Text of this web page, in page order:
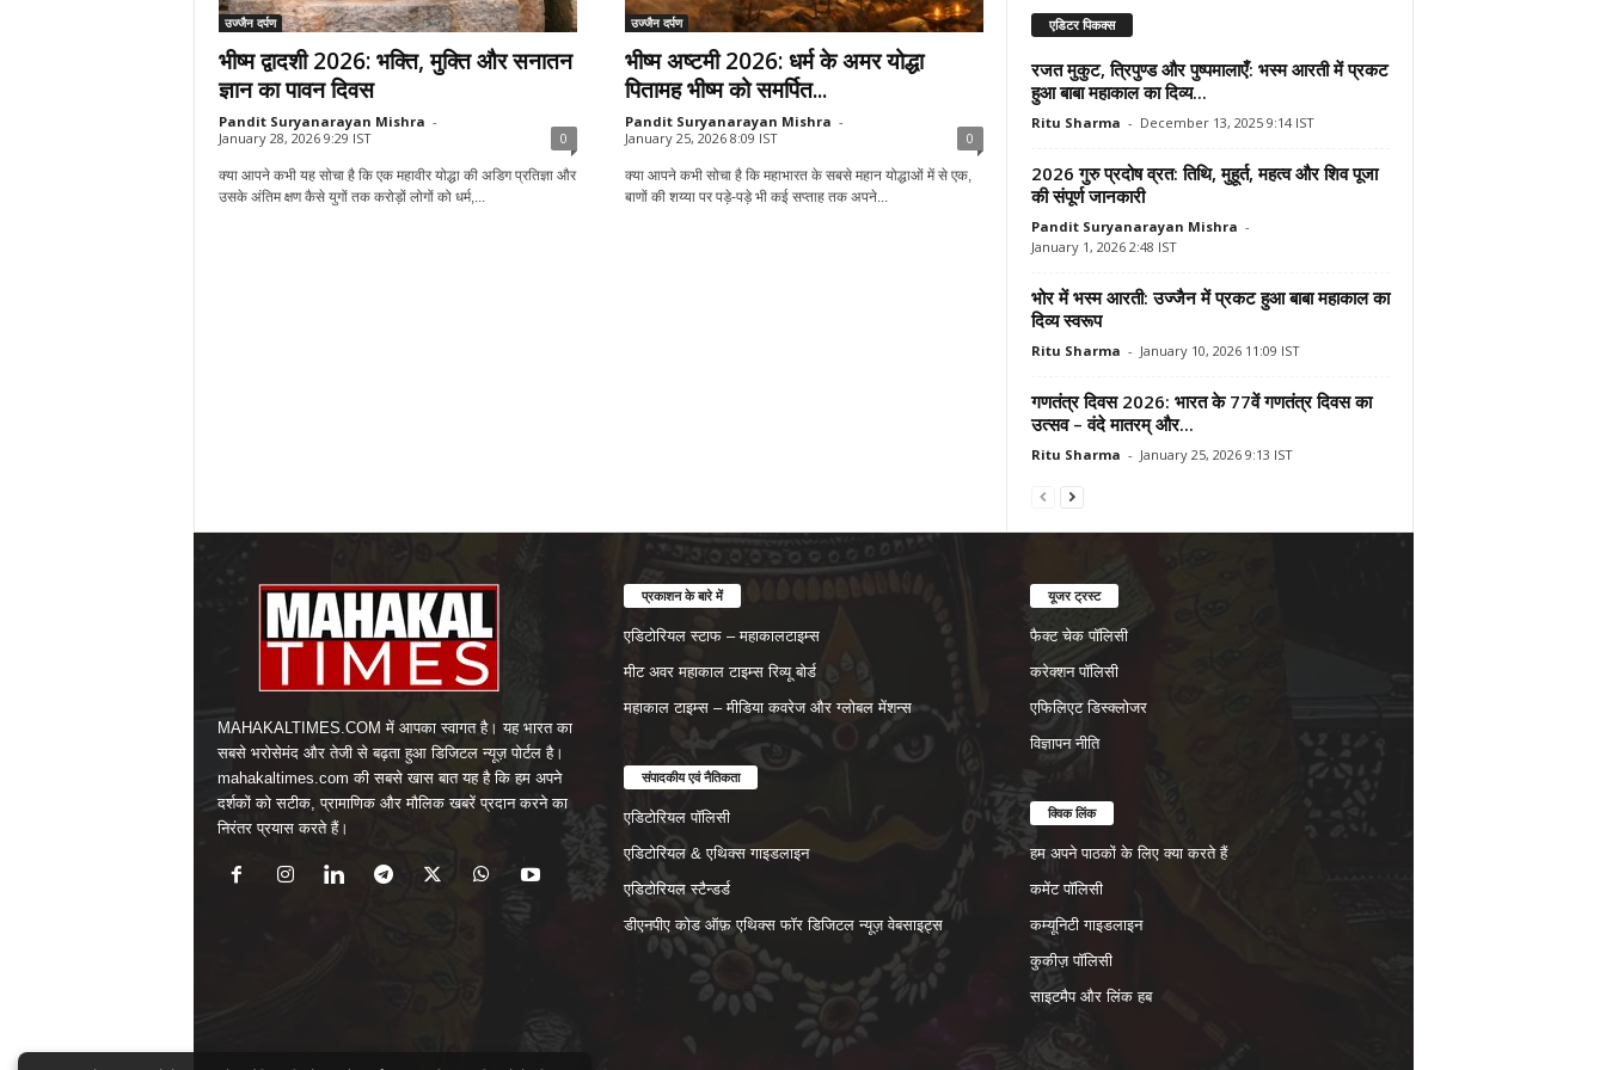
उज्जैन दर्पण
भीष्म द्वादशी 2026: भक्ति, मुक्ति और सनातन
ज्ञान का पावन दिवस
Pandit Suryanarayan Mishra -
January 28, 2026 9:29 IST
0
क्या आपने कभी यह सोचा है कि एक महावीर योद्धा की अडिग प्रतिज्ञा और
उसके अंतिम क्षण कैसे युगों तक करोड़ों लोगों को धर्म,...
उज्जैन दर्पण
भीष्म अष्टमी 2026: धर्म के अमर योद्धा
पितामह भीष्म को समर्पित...
Pandit Suryanarayan Mishra -
January 25, 2026 8:09 IST
0
क्या आपने कभी सोचा है कि महाभारत के सबसे महान योद्धाओं में से एक,
बाणों की शय्या पर पड़े-पड़े भी कई सप्ताह तक अपने...
एडिटर पिकक्स
रजत मुकुट, त्रिपुण्ड और पुष्पमालाएँ: भस्म आरती में प्रकट
हुआ बाबा महाकाल का दिव्य...
Ritu Sharma - December 13, 2025 9:14 IST
2026 गुरु प्रदोष व्रत: तिथि, मुहूर्त, महत्व और शिव पूजा
की संपूर्ण जानकारी
Pandit Suryanarayan Mishra -
January 1, 2026 2:48 IST
भोर में भस्म आरती: उज्जैन में प्रकट हुआ बाबा महाकाल का
दिव्य स्वरूप
Ritu Sharma - January 10, 2026 11:09 IST
गणतंत्र दिवस 2026: भारत के 77वें गणतंत्र दिवस का
उत्सव – वंदे मातरम् और...
Ritu Sharma - January 25, 2026 9:13 IST
MAHAKALTIMES.COM में आपका स्वागत है। यह भारत का
सबसे भरोसेमंद और तेजी से बढ़ता हुआ डिजिटल न्यूज़ पोर्टल है।
mahakaltimes.com की सबसे खास बात यह है कि हम अपने
दर्शकों को सटीक, प्रामाणिक और मौलिक खबरें प्रदान करने का
निरंतर प्रयास करते हैं।
प्रकाशन के बारे में
एडिटोरियल स्टाफ – महाकालटाइम्स
मीट अवर महाकाल टाइम्स रिव्यू बोर्ड
महाकाल टाइम्स – मीडिया कवरेज और ग्लोबल मेंशन्स
संपादकीय एवं नैतिकता
एडिटोरियल पॉलिसी
एडिटोरियल & एथिक्स गाइडलाइन
एडिटोरियल स्टैन्डर्ड
डीएनपीए कोड ऑफ़ एथिक्स फॉर डिजिटल न्यूज़ वेबसाइट्स
यूजर ट्रस्ट
फैक्ट चेक पॉलिसी
करेक्शन पॉलिसी
एफिलिएट डिस्क्लोजर
विज्ञापन नीति
क्विक लिंक
हम अपने पाठकों के लिए क्या करते हैं
कमेंट पॉलिसी
कम्यूनिटी गाइडलाइन
कुकीज़ पॉलिसी
साइटमैप और लिंक हब